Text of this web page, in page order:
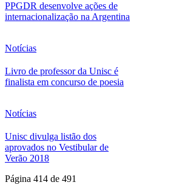
PPGDR desenvolve ações de
internacionalização na Argentina
Notícias
Livro de professor da Unisc é
finalista em concurso de poesia
Notícias
Unisc divulga listão dos
aprovados no Vestibular de
Verão 2018
Página 414 de 491